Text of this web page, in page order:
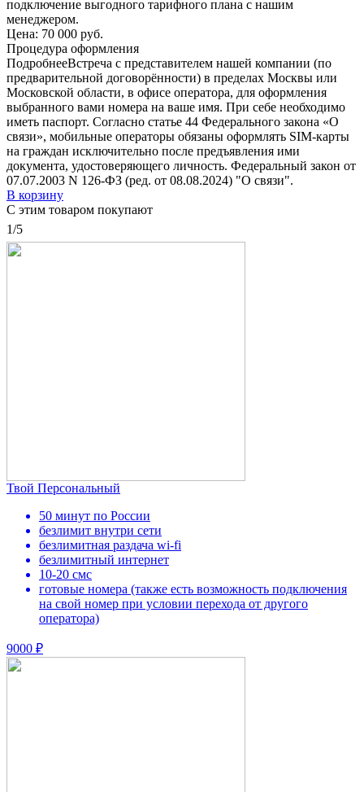
подключение выгодного тарифного плана с нашим
менеджером.
Цена: 70 000 руб.
Процедура оформления
ПодробнееВстреча с представителем нашей компании (по
предварительной договорённости) в пределах Москвы или
Московской области, в офисе оператора, для оформления
выбранного вами номера на ваше имя. При себе необходимо
иметь паспорт. Согласно статье 44 Федерального закона «О
связи», мобильные операторы обязаны оформлять SIM-карты
на граждан исключительно после предъявления ими
документа, удостоверяющего личность. Федеральный закон от
07.07.2003 N 126-ФЗ (ред. от 08.08.2024) "О связи".
В корзину
С этим товаром покупают
1/5
Твой Персональный
50 минут по России
безлимит внутри сети
безлимитная раздача wi-fi
безлимитный интернет
10-20 смс
готовые номера (также есть возможность подключения
на свой номер при условии перехода от другого
оператора)
9000 ₽